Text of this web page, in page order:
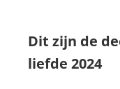
Dit zijn de
liefde 2024